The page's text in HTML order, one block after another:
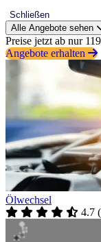
Schließen
Alle Angebote sehen
Preise jetzt ab nur
Angebote erhalten
Ölwechsel
4.7 (